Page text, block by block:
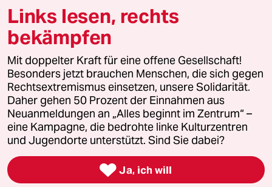
© 2026 taz Verlags und Vertriebs GmbH
Alle Rechte vorbehalten. Bei rechtlichen Fragen oder für Genehmigungen
wenden Sie sich bitte an
lizenzen@taz.de
Feedback Redaktionsstatut Kommune-Richtlinien
Leitlinie Informant Datenschutz Impressum AGB
Seitenwende Einwilligungen widerrufen (Ads)
Links lesen, rechts
bekämpfen
Mit doppelter Kraft für eine offene Gesellschaft!
Besonders jetzt brauchen Menschen, die sich gegen
Rechtsextremismus einsetzen, unsere Solidarität.
Daher gehen 50 Prozent der Einnahmen aus
Neuanmeldungen an „Alles beginnt im Zentrum“ –
eine Kampagne, die bedrohte linke Kulturzentren
und Jugendorte unterstützt. Sind Sie dabei?
 Ja, ich will